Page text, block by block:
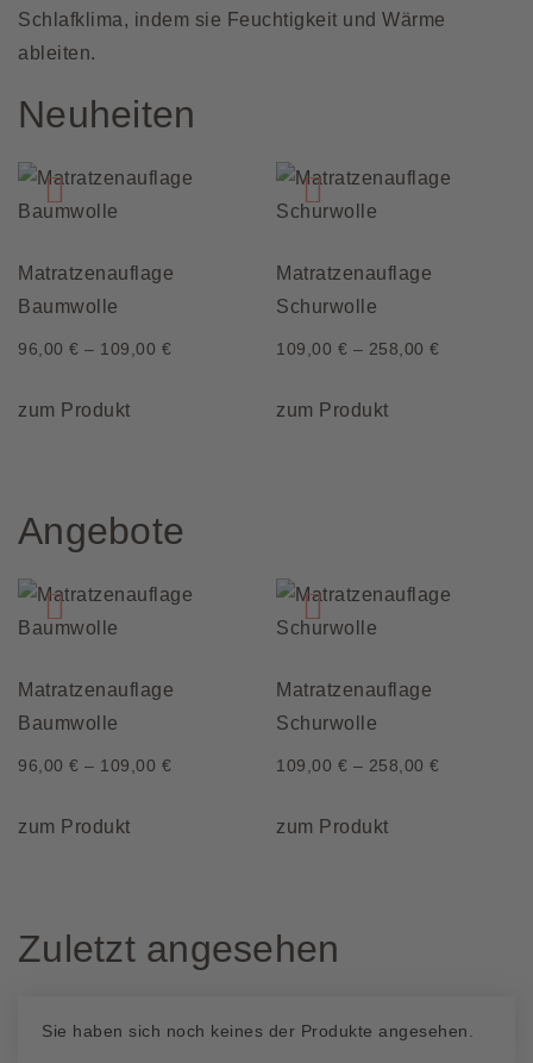
Schlafklima, indem sie Feuchtigkeit und Wärme
ableiten.
Neuheiten
Matratzenauflage
Baumwolle
96,00 € – 109,00 €
zum Produkt
Produkt
Varianten
Die
auf
Produktseite
werden
Matratzenauflage
Schurwolle
109,00 € – 258,00€
zum Produkt
Produkt
Die
auf
Produktseite
werden
Angebote
Matratzenauflage
Baumwolle
96,00 € – 109,00 €
zum Produkt
Produkt
Varianten
Optionen
Matratzenauflage
Schurwolle
109,00 € – 258,00€
zum Produkt
Produkt
Optionen
Zuletzt angesehen
Sie haben sich noch keines der Produkte angesehen.